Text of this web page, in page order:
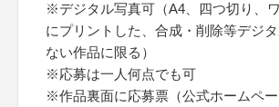
※デジタル写真可（A4、四つ切り、
にプリントした、合成・削除等デジ
ない作品に限る）
※応募は一人何点でも可
※作品裏面に応募票（公式ホームペ